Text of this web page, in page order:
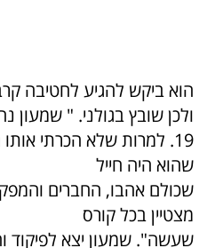
הוא ביקש להגיע לחטיבה
ולכן שובץ בגולני. " שמעון
19. למרות שלא הכרתי
שהוא היה חייל
שכולם אהבו, החברים
מצטיין בכל קורס
שעשה". שמעון יצא לפיקוד